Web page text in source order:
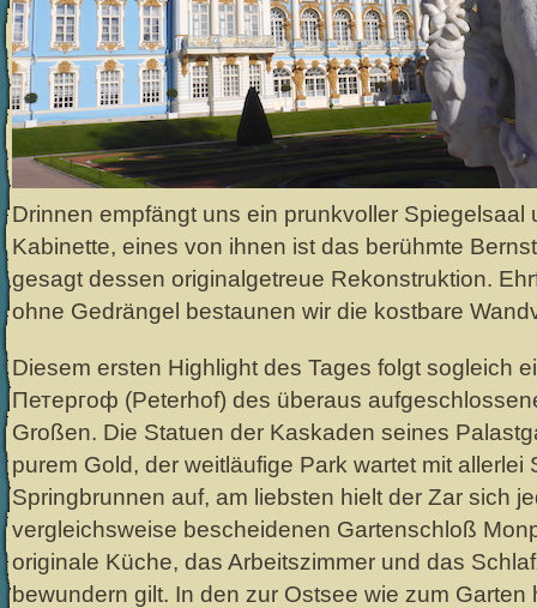
Drinnen empfängt uns ein prunkvoller Spiegelsaal
Kabinette, eines von ihnen ist das berühmte
gesagt dessen originalgetreue Rekonstruktion.
ohne Gedrängel bestaunen wir die kostbare
Diesem ersten Highlight des Tages folgt sogleich
Петергоф (Peterhof) des überaus
Großen. Die Statuen der Kaskaden seines
purem Gold, der weitläufige Park wartet mit allerlei
Springbrunnen auf, am liebsten hielt der Zar sich
vergleichsweise bescheidenen Gartenschloß
originale Küche, das Arbeitszimmer und das
bewundern gilt. In den zur Ostsee wie zum Garten